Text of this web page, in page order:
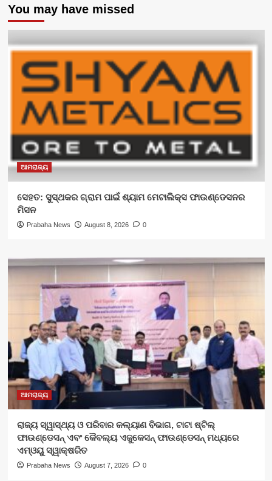
You may have missed
ଆମରାଜ୍ୟ
ସେହତ: ସୁସ୍ଥକର ଗ୍ରାମ ପାଇଁ ଶ୍ୟାମ ମେଟାଲିକ୍ସ ଫାଉଣ୍ଡେସନର
ମିସନ
Prabaha News August 8, 2026 0
ଆମରାଜ୍ୟ
ରାଜ୍ୟ ସ୍ୱାସ୍ଥ୍ୟ ଓ ପରିବାର କଲ୍ୟାଣ ବିଭାଗ, ଟାଟା ଷ୍ଟିଲ୍
ଫାଉଣ୍ଡେସନ୍ ଏବଂ କୈବଲ୍ୟ ଏଜୁକେସନ୍ ଫାଉଣ୍ଡେସନ୍ ମଧ୍ୟରେ
ଏମ୍‌ଓୟୁ ସ୍ୱାକ୍ଷରିତ
Prabaha News August 7, 2026 0